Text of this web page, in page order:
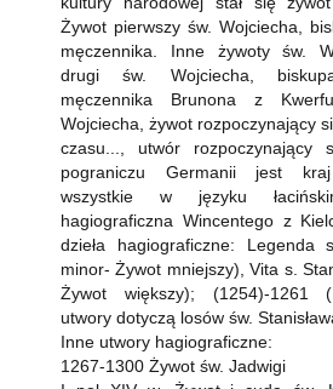
Żywot pierwszy św. Wojciecha,
męczennika. Inne żywoty św.
drugi św. Wojciecha,
męczennika Brunona z
Wojciecha, żywot rozpoczynający
czasu..., utwór rozpoczynający
pograniczu Germanii jest
wszystkie w języku
hagiograficzna Wincentego z
dzieła hagiograficzne: Legenda
minor- Żywot mniejszy), Vita s.
Żywot większy); (1254)-1261
utwory dotyczą losów św.
Inne utwory hagiograficzne:
1267-1300 Żywot św. Jadwigi